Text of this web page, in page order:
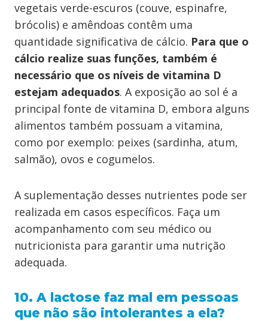
vegetais verde-escuros (couve, espinafre,
brócolis) e amêndoas contêm uma
quantidade significativa de cálcio. Para que o
cálcio realize suas funções, também é
necessário que os níveis de vitamina D
estejam adequados. A exposição ao sol é a
principal fonte de vitamina D, embora alguns
alimentos também possuam a vitamina,
como por exemplo: peixes (sardinha, atum,
salmão), ovos e cogumelos.
A suplementação desses nutrientes pode ser
realizada em casos específicos. Faça um
acompanhamento com seu médico ou
nutricionista para garantir uma nutrição
adequada.
10. A lactose faz mal em pessoas
que não são intolerantes a ela?